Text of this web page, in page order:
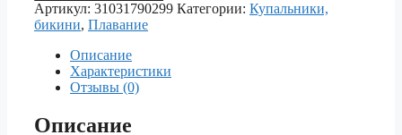
Артикул: 31031790299 Категории: Купальники,
бикини, Плавание
Описание
Характеристики
Отзывы (0)
Описание